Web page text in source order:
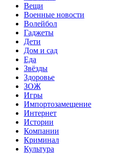
Вещи
Военные новости
Волейбол
Гаджеты
Дети
Дом и сад
Еда
Звёзды
Здоровье
ЗОЖ
Игры
Импортозамещение
Интернет
Истории
Компании
Криминал
Культура